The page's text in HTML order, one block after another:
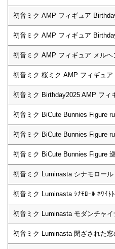
初音ミク AMP フィギュア
初音ミク AMP フィギュア
初音ミク AMP フィギュア メルヘ
初音ミク 桜ミク AMP フィギュア
初音ミク Birthday2025 AMP フィ
初音ミク BiCute Bunnies Figure
初音ミク BiCute Bunnies Figure
初音ミク BiCute Bunnies Figure
初音ミク Luminasta シナモロール
初音ミク Luminasta ｼﾅﾓﾛｰﾙ ﾎﾜｲﾄ
初音ミク Luminasta モダンチャイ
初音ミク Luminasta 閉ざされた